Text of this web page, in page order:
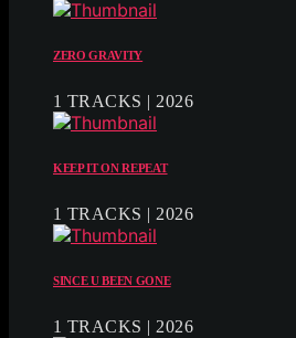
ZERO GRAVITY
1 TRACKS | 2026
KEEP IT ON REPEAT
1 TRACKS | 2026
SINCE U BEEN GONE
1 TRACKS | 2026